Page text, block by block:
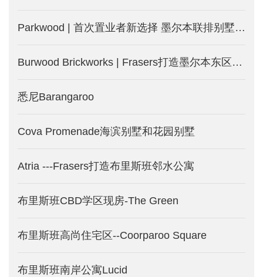
Parkwood | 首次置业者新选择 墨尔本联排别墅火热发售-墨尔本新楼盘
Burwood Brickworks | Frasers打造墨尔本东区Burwood城中城-墨尔本新楼盘发售
悉尼Barangaroo
Cova Promenade海滨别墅和花园别墅
Atria ---Frasers打造布里斯班邻水公寓
布里斯班CBD学区现房-The Green
布里斯班高尚住宅区--Coorparoo Square
布里斯班南岸公寓Lucid